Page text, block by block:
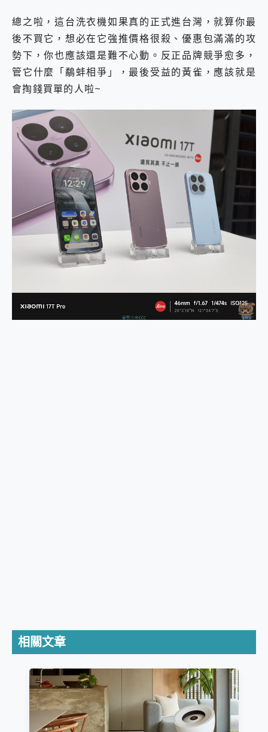
總之啦，這台洗衣機如果真的正式進台灣，就算你最
後不買它，想必在它強推價格很殺、優惠包滿滿的攻
勢下，你也應該還是難不心動。反正品牌競爭愈多，
管它什麼「鷸蚌相爭」，最後受益的黃雀，應該就是
會掏錢買單的人啦~
相關文章